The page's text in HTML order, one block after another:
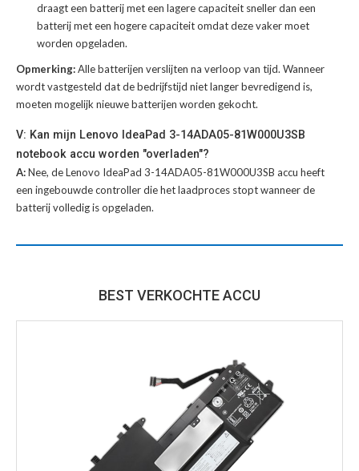
draagt een batterij met een lagere capaciteit sneller dan een
batterij met een hogere capaciteit omdat deze vaker moet
worden opgeladen.
Opmerking:Alle batterijen verslijten na verloop van tijd. Wanneer
wordt vastgesteld dat de bedrijfstijd niet langer bevredigend is,
moeten mogelijk nieuwe batterijen worden gekocht.
V: Kan mijn Lenovo IdeaPad 3-14ADA05-81W000U3SB
notebook accu worden "overladen"?
A:Nee, de Lenovo IdeaPad 3-14ADA05-81W000U3SB accu heeft
een ingebouwde controller die het laadproces stopt wanneer de
batterij volledig is opgeladen.
BEST VERKOCHTE ACCU